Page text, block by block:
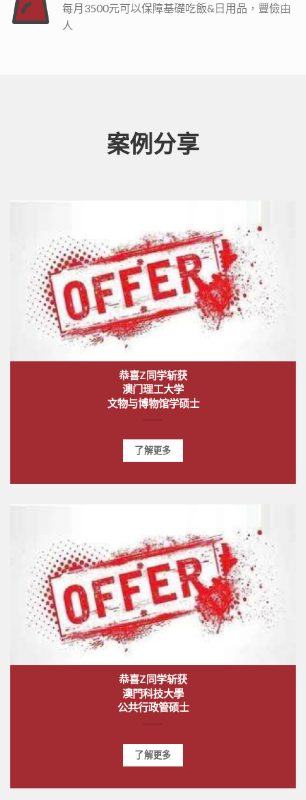
每月3500元可以保障基礎吃飯&日用品，豐儉由
人
案例分享
恭喜Z同学斩获
澳门理工大学
文物与博物馆学硕士
了解更多
恭喜Z同学斩获
澳門科技大學
公共行政管硕士
了解更多